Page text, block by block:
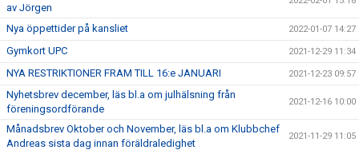
av Jörgen
Nya öppettider på kansliet 2022-01-07 14:27
Gymkort UPC 2021-12-29 11:34
NYA RESTRIKTIONER FRAM TILL 16:e JANUARI 2021-12-23 09:57
Nyhetsbrev december, läs bl.a om julhälsning från
föreningsordförande
2021-12-16 10:00
Månadsbrev Oktober och November, läs bl.a om Klubbchef
Andreas sista dag innan föräldraledighet
2021-11-29 11:05